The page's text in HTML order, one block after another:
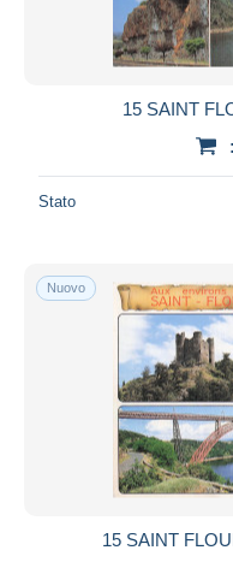
15 SAINT
Stato
Nuovo
15 SAINT